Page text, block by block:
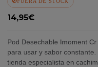
FUERA DE STOCK
14,95€
Pod Desechable Imoment
para usar y sabor
tienda especialista en